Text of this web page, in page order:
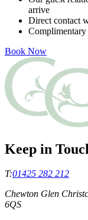
arrive​​​​‌ ‍ ​‍​‍‌‍ ‌ ​‍‌‍‍‌‌‍‌ ‌‍‍‌‌‍ ‍​‍​‍​ ‍‍​‍​‍‌ ​ ‌‍​‌‌‍ ‍‌‍‍‌‌ ‌​‌ ‍‌​‍ ‍‌‍‍‌‌‍ ​‍​‍​‍ ​​‍​‍‌‍‍​‌ ​‍‌‍‌‌‌‍‌‍​‍​‍​ ‍‍​‍​‍‌‍‍​‌ ‌​‌ ‌​‌ ​​‌ ​ ​ ‍‍​‍ ​‍ ‌‍ ​​‍ ‌‌‍​‌‌‍ ‍‌‍‌​​‍ ‌‌ ​‍​‍ ‌‌‍‍​‌‍ ‌ ‌​‌‍‌‌‌‍ ​‌ ​ ​‍ ‌‌ ​ ‌ ‌​‌ ‌‌‌‍‌​‌‍‍‌‌‍ ​‍ ‍‌ ‌‍‌‍‌‌‌ ​‍‌‍​ ‌‍‌‌‌‍ ​​‍ ‍‌‍​‌‌ ​​‌ ​​​‍ ‌‍‍‌‌‍ ‍‌ ‌​‌‍‌‌‌‍ ‍‌ ‌​​‍ ‌‍‌‌‌‍‌​‌‍‍‌‌ ‌​​‍ ‌‍ ‌‌‍ ‌‍‌​‌‍‌‌​ ‌‌ ​​‌ ​‍‌‍‌‌‌ ​ ‌‍‌‌‌‍ ‍‌ ‌​‌‍​‌‌ ‌​‌‍‍‌‌‍ ‌‍ ‍​ ‍ ‌‍‍‌‌‍‌​​ ‌​ ‍‌​ ​‌​ ‌‍​ ‌‍​ ‍‌‌‍‌​‌‍​‌​ ​​​‍ ‌​ ‌‍‌‍​ ‌‍​ ‌‍​ ​‍ ‌​ ‌​​ ‍‌​ ‌​​ ‌‍​‍ ‌‌‍​‌​ ​‍​ ‌ ​ ‌​​‍ ‌‌‍​‌‌‍​ ‌‍​‍​ ‍‌‌‍​‍​ ​ ‌‍‌‌‌‍​ ​ ​ ‌‍‌​​ ‌ ‌‍​ ​ ‍ ‌ ‌​‌ ‍‌‌ ​​‌‍‌‌​ ‌‌‍‍​‌‍ ‌ ‌​‌‍‌‌‌‍ ​‌‌​ ‌‍‍‌‌ ‌​‌‍‌‌‌‌​​‌‍​‌‌‍‌ ‌‍‌‌​ ‍ ‌ ​​‌‍​‌‌ ‌​‌‍‍​​ ‌‌ ​​‌‍​‌‌‍‌ ‌‍‌‌‌​​‍‌ ‌‌‌‍‍‌‌‍ ​‌‍‌​‌‍‌‌‌ ​‍​‍‌‌​ ‌‌‌​​‍‌‌ ‌‍‍ ‌‍‌‌‌ ‍‌​‍‌‌​ ​ ‌​‌​​‍‌‌​ ​ ‌​‌​​‍‌‌​ ​‍​ ​‍‌‍​‍​ ‍‌‌‍‌‍‌‍​‍‌‍‌‍​ ​‌​ ‍‌​ ‌​​ ​‌​ ‍‌​ ‌​‌‍​‍​‍‌‌​ ​‍​ ​‍​‍‌‌​ ‌‌‌​‌​​‍ ‍‌‍​‍‌‍ ‌‍‌​‌ ‍‌​‍‌‌​ ‌‌‌​​‍‌‌ ‌‍‍ ‌‍‌‌‌ ‍‌​‍‌‌​ ​ ‌​‌​​‍‌‌​ ​ ‌​‌​​‍‌‌​ ​‍​ ​‍‌‍‌‌​ ​‍​ ​ ​ ‌‌‌‍‌‍​ ‌‌‌‍‌‍​ ​‍‌‍‌‍​ ​​​ ​‍‌‍‌​​‍‌‌​ ​‍​ ​‍​‍‌‌​ ‌‌‌​‌​​‍ ‍‌‍​ ‌‍‍​‌‍‍‌‌‍ ​‌‍‌​‌ ​‍‌‍‌‌‌‍ ‍​‍‌‌​ ‌‌‌​​‍‌‌ ‌‍‍ ‌‍‌‌‌ ‍‌​‍‌‌​ ​ ‌​‌​​‍‌‌​ ​ ‌​‌​​‍‌‌​ ​‍​ ​‍‌‍‌‌​ ‍‌​ ‌‍‌‍‌‌‌‍‌‌​ ‌‌‌‍‌‍‌‍​‌​ ‌‌​ ​‌​ ‌ ​ ​‌​‍‌‌​ ​‍​ ​‍​‍‌‌​ ‌‌‌​‌​​‍ ‍‌ ‌​‌‍‌‌‌ ‍​‌ ‌​​ ‌‍​‍‌‍​‌‌ ​ ‌‍‌‌‌‌‌‌‌ ​‍‌‍ ​​ ‌‌‍‍​‌ ‌​‌ ‌​‌ ​​‌ ​ ​‍‌‌​ ​ ‌​​‌​‍‌‌​ ​‍‌​‌‍​‍‌‌​ ​‍‌​‌‍‌‍ ​​‍ ‌‌‍​‌‌‍ ‍‌‍‌​​‍ ‌‌ ​‍​‍ ‌‌‍‍​‌‍ ‌ ‌​‌‍‌‌‌‍ ​‌ ​ ​‍ ‌‌ ​ ‌ ‌​‌ ‌‌‌‍‌​‌‍‍‌‌‍ ​‍ ‍‌ ‌‍‌‍‌‌‌ ​‍‌‍​ ‌‍‌‌‌‍ ​​‍ ‍‌‍​‌‌ ​​‌ ​​​‍‌‍‌‍‍‌‌‍‌​​ ‌​ ‍‌​ ​‌​ ‌‍​ ‌‍​ ‍‌‌‍‌​‌‍​‌​ ​​​‍ ‌​ ‌‍‌‍​ ‌‍​ ‌‍​ ​‍ ‌​ ‌​​ ‍‌​ ‌​​ ‌‍​‍ ‌‌‍​‌​ ​‍​ ‌ ​ ‌​​‍ ‌‌‍​‌‌‍​ ‌‍​‍​ ‍‌‌‍​‍​ ​ ‌‍‌‌‌‍​ ​ ​ ‌‍‌​​ ‌ ‌‍​ ​‍‌‍‌ ‌​‌ ‍‌‌ ​​‌‍‌‌​ ‌‌‍‍​‌‍ ‌ ‌​‌‍‌‌‌‍ ​‌‌​ ‌‍‍‌‌ ‌​‌‍‌‌‌‌​​‌‍​‌‌‍‌ ‌‍‌‌​‍‌‍‌ ​​‌‍​‌‌ ‌​‌‍‍​​ ‌‌ ​​‌‍​‌‌‍‌ ‌‍‌‌‌​​‍‌ ‌‌‌‍‍‌‌‍ ​‌‍‌​‌‍‌‌‌ ​‍​‍‌‌​ ‌‌‌​​‍‌‌ ‌‍‍ ‌‍‌‌‌ ‍‌​‍‌‌​ ​ ‌​‌​​‍‌‌​ ​ ‌​‌​​‍‌‌​ ​‍​ ​‍‌‍​‍​ ‍‌‌‍‌‍‌‍​‍‌‍‌‍​ ​‌​ ‍‌​ ‌​​ ​‌​ ‍‌​ ‌​‌‍​‍​‍‌‌​ ​‍​ ​‍​‍‌‌​ ‌‌‌​‌​​‍ ‍‌‍​‍‌‍ ‌‍‌​‌ ‍‌​‍‌‌​ ‌‌‌​​‍‌‌ ‌‍‍ ‌‍‌‌‌ ‍‌​‍‌‌​ ​ ‌​‌​​‍‌‌​ ​ ‌​‌​​‍‌‌​ ​‍​ ​‍‌‍‌‌​ ​‍​ ​ ​ ‌‌‌‍‌‍​ ‌‌‌‍‌‍​ ​‍‌‍‌‍​ ​​​ ​‍‌‍‌​​‍‌‌​ ​‍​ ​‍​‍‌‌​ ‌‌‌​‌​​‍ ‍‌‍​ ‌‍‍​‌‍‍‌‌‍ ​‌‍‌​‌ ​‍‌‍‌‌‌‍ ‍​‍‌‌​ ‌‌‌​​‍‌‌ ‌‍‍ ‌‍‌‌‌ ‍‌​‍‌‌​ ​ ‌​‌​​‍‌‌​ ​ ‌​‌​​‍‌‌​ ​‍​ ​‍‌‍‌‌​ ‍‌​ ‌‍‌‍‌‌‌‍‌‌​ ‌‌‌‍‌‍‌‍​‌​ ‌‌​ ​‌​ ‌ ​ ​‌​‍‌‌​ ​‍​ ​‍​‍‌‌​ ‌‌‌​‌​​‍ ‍‌ ‌​‌‍‌‌‌ ‍​‌ ‌​​‍‌‍‌ ​​‌‍‌‌‌ ​‍‌ ​ ‌ ​​‌‍‌‌‌‍​ ‌ ‌​‌‍‍‌‌ ‌‍‌‍‌‌​ ‌‌ ​​‌ ‌‌‌‍​‍‌‍ ​‌‍‍‌‌ ​ ‌‍‍​‌‍‌‌‌‍‌​​‍​‍‌ ‌
Direct contact with the hotel from the moment you book​​​​‌
Complimentary extras for special occasions​​​​‌
Book Now​​​​‌ ‍ ​‍​‍‌‍ ‌ ​‍‌‍‍‌‌‍‌ ‌‍‍‌‌‍ ‍​‍​‍​ ‍‍​‍​‍‌ ​ ‌‍​‌‌‍ ‍‌‍‍‌‌ ‌​‌ ‍‌​‍ ‍‌‍‍‌‌‍ ​‍​‍​‍ ​​‍​‍‌‍‍​‌ ​‍‌‍‌‌‌‍‌‍​‍​‍​ ‍‍​‍​‍‌‍‍​‌ ‌​‌ ‌​‌ ​​‌ ​ ​ ‍‍​‍ ​‍ ‌‍ ​​‍ ‌‌‍​‌‌‍ ‍‌‍‌​​‍ ‌‌ ​‍​‍ ‌‌‍‍​‌‍ ‌ ‌​‌‍‌‌‌‍ ​‌ ​ ​‍ ‌‌ ​ ‌ ‌​‌ ‌‌‌‍‌​‌‍‍‌‌‍ ​‍ ‍‌ ‌‍‌‍‌‌‌ ​‍‌‍​ ‌‍‌‌‌‍ ​​‍ ‍‌‍​‌‌ ​​‌ ​​​‍ ‌‍‍‌‌‍ ‍‌ ‌​‌‍‌‌‌‍ ‍‌ ‌​​‍ ‌‍‌‌‌‍‌​‌‍‍‌‌ ‌​​‍ ‌‍ ‌‌‍ ‌‍‌​‌‍‌‌​ ‌‌ ​​‌ ​‍‌‍‌‌‌ ​ ‌‍‌‌‌‍ ‍‌ ‌​‌‍​‌‌ ‌​‌‍‍‌‌‍ ‌‍ ‍​ ‍ ‌‍‍‌‌‍‌​​ ‌​ ‍‌​ ​‌​ ‌‍​ ‌‍​ ‍‌‌‍‌​‌‍​‌​ ​​​‍ ‌​ ‌‍‌‍​ ‌‍​ ‌‍​ ​‍ ‌​ ‌​​ ‍‌​ ‌​​ ‌‍​‍ ‌‌‍​‌​ ​‍​ ‌ ​ ‌​​‍ ‌‌‍​‌‌‍​ ‌‍​‍​ ‍‌‌‍​‍​ ​ ‌‍‌‌‌‍​ ​ ​ ‌‍‌​​ ‌ ‌‍​ ​ ‍ ‌ ‌​‌ ‍‌‌ ​​‌‍‌‌​ ‌‌‍‍​‌‍ ‌ ‌​‌‍‌‌‌‍ ​‌‌​ ‌‍‍‌‌ ‌​‌‍‌‌‌‌​​‌‍​‌‌‍‌ ‌‍‌‌​ ‍ ‌ ​​‌‍​‌‌ ‌​‌‍‍​​ ‌‌ ​​‌‍​‌‌‍‌ ‌‍‌‌‌​​‍‌ ‌‌‌‍‍‌‌‍ ​‌‍‌​‌‍‌‌‌ ​‍​‍‌‌​ ‌‌‌​​‍‌‌ ‌‍‍ ‌‍‌‌‌ ‍‌​‍‌‌​ ​ ‌​‌​​‍‌‌​ ​ ‌​‌​​‍‌‌​ ​‍​ ​‍‌‍​‍​ ‍‌‌‍‌‍‌‍​‍‌‍‌‍​ ​‌​ ‍‌​ ‌​​ ​‌​ ‍‌​ ‌​‌‍​‍​‍‌‌​ ​‍​ ​‍​‍‌‌​ ‌‌‌​‌​​‍ ‍‌ ​​‌ ​‍‌‍‍‌‌‍ ‌‌‍​‌‌ ​‍‌ ‍‌‌​​ ‌ ‌​‌‍​‌​‍ ‍‌‍ ​‌‍​‌‌‍​‍‌‍‌‌‌‍ ​​ ‌‍​‍‌‍​‌‌ ​ ‌‍‌‌‌‌‌‌‌ ​‍‌‍ ​​ ‌‌‍‍​‌ ‌​‌ ‌​‌ ​​‌ ​ ​‍‌‌​ ​ ‌​​‌​‍‌‌​ ​‍‌​‌‍​‍‌‌​ ​‍‌​‌‍‌‍ ​​‍ ‌‌‍​‌‌‍ ‍‌‍‌​​‍ ‌‌ ​‍​‍ ‌‌‍‍​‌‍ ‌ ‌​‌‍‌‌‌‍ ​‌ ​ ​‍ ‌‌ ​ ‌ ‌​‌ ‌‌‌‍‌​‌‍‍‌‌‍ ​‍ ‍‌ ‌‍‌‍‌‌‌ ​‍‌‍​ ‌‍‌‌‌‍ ​​‍ ‍‌‍​‌‌ ​​‌ ​​​‍‌‍‌‍‍‌‌‍‌​​ ‌​ ‍‌​ ​‌​ ‌‍​ ‌‍​ ‍‌‌‍‌​‌‍​‌​ ​​​‍ ‌​ ‌‍‌‍​ ‌‍​ ‌‍​ ​‍ ‌​ ‌​​ ‍‌​ ‌​​ ‌‍​‍ ‌‌‍​‌​ ​‍​ ‌ ​ ‌​​‍ ‌‌‍​‌‌‍​ ‌‍​‍​ ‍‌‌‍​‍​ ​ ‌‍‌‌‌‍​ ​ ​ ‌‍‌​​ ‌ ‌‍​ ​‍‌‍‌ ‌​‌ ‍‌‌ ​​‌‍‌‌​ ‌‌‍‍​‌‍ ‌ ‌​‌‍‌‌‌‍ ​‌‌​ ‌‍‍‌‌ ‌​‌‍‌‌‌‌​​‌‍​‌‌‍‌ ‌‍‌‌​‍‌‍‌ ​​‌‍​‌‌ ‌​‌‍‍​​ ‌‌ ​​‌‍​‌‌‍‌ ‌‍‌‌‌​​‍‌ ‌‌‌‍‍‌‌‍ ​‌‍‌​‌‍‌‌‌ ​‍​‍‌‌​ ‌‌‌​​‍‌‌ ‌‍‍ ‌‍‌‌‌ ‍‌​‍‌‌​ ​ ‌​‌​​‍‌‌​ ​ ‌​‌​​‍‌‌​ ​‍​ ​‍‌‍​‍​ ‍‌‌‍‌‍‌‍​‍‌‍‌‍​ ​‌​ ‍‌​ ‌​​ ​‌​ ‍‌​ ‌​‌‍​‍​‍‌‌​ ​‍​ ​‍​‍‌‌​ ‌‌‌​‌​​‍ ‍‌ ​​‌ ​‍‌‍‍‌‌‍ ‌‌‍​‌‌ ​‍‌ ‍‌‌​​ ‌ ‌​‌‍​‌​‍ ‍‌‍ ​‌‍​‌‌‍​‍‌‍‌‌‌‍ ​​‍‌‍‌ ​​‌‍‌‌‌ ​‍‌ ​ ‌ ​​‌‍‌‌‌‍​ ‌ ‌​‌‍‍‌‌ ‌‍‌‍‌‌​ ‌‌ ​​‌ ‌‌‌‍​‍‌‍ ​‌‍‍‌‌ ​ ‌‍‍​‌‍‌‌‌‍‌​​‍​‍‌ ‌
Keep in
T:01425 282 212
Chewton Glen
6QS